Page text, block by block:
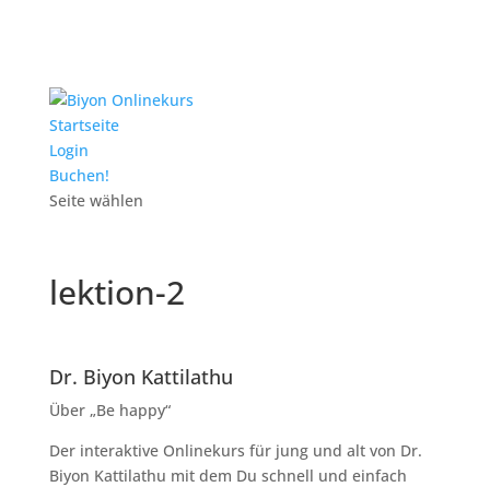
Startseite
Login
Buchen!
Seite wählen
lektion-2
Dr. Biyon Kattilathu
Über „Be happy“
Der interaktive Onlinekurs für jung und alt von Dr.
Biyon Kattilathu mit dem Du schnell und einfach